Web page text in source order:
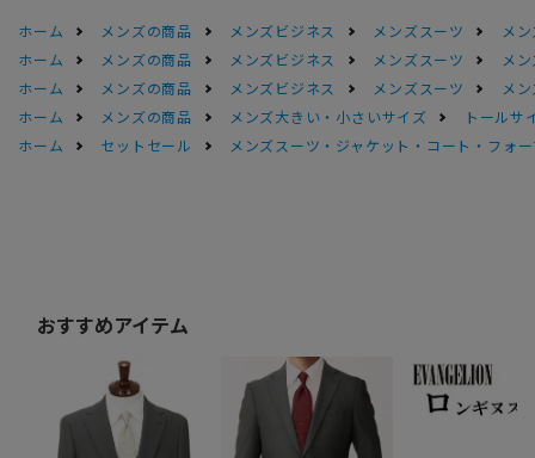
ホーム メンズの商品 メンズビジネス メンズスーツ
メ
ホーム
メンズの商品 メンズビジネス メンズスーツ
メ
ホーム
メンズの商品 メンズビジネス メンズスーツ
メ
ホーム
メンズの商品 メンズ大きい・小さいサイズ
トールサ
ホーム
セットセール メンズスーツ・ジャケット・コート・フォ